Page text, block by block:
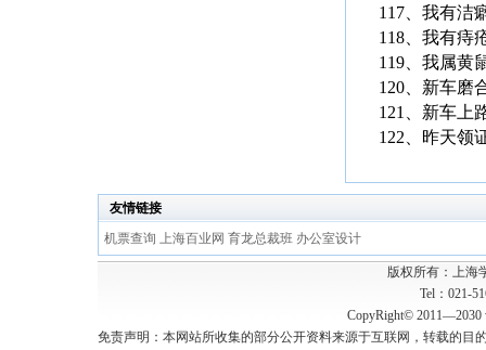
117、我有洁
118、我有痔
119、我属黄
120、新车磨
121、新车上
122、昨天
友情链接
机票查询 上海百业网 育龙总裁班 办公室设计
版权所有：上
Tel：021-
CopyRight© 2011—2030
免责声明：本网站所收集的部分公开资料来源于互联网，转载的